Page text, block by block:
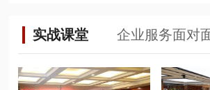
林当选为秘书长，
当选为副秘书长。 (省工商联二级巡
能新智造”为主题
基，在涉及业务合
谊。 岳泰宇表示徐工集团近年来始终
坚持自主创新，建
城出席会议并发表重要
能云、华廷集团华
山源、山西高河能
实战课堂 企业服务面对